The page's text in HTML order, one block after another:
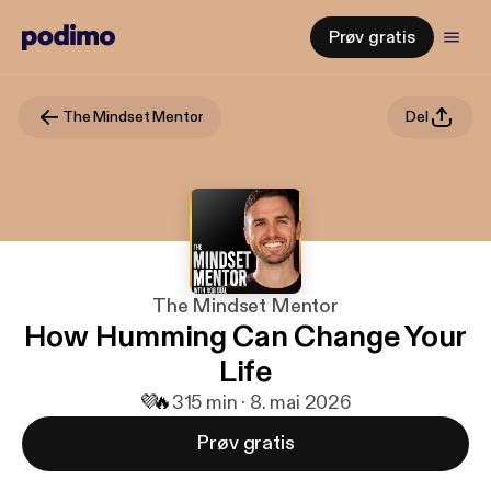
Prøv gratis
The Mindset Mentor Del
The Mindset Mentor
How Humming Can Change Your
Life
💜🔥315 min · 8. mai 2026
Prøv gratis